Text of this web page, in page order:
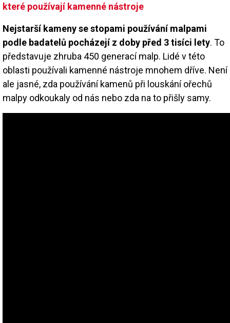
které používají kamenné nástroje
Nejstarší kameny se stopami používání malpami
podle badatelů pocházejí z doby před 3 tisíci lety. To
představuje zhruba 450 generací malp. Lidé v této
oblasti používali kamenné nástroje mnohem dříve. Není
ale jasné, zda používání kamenů při louskání ořechů
malpy odkoukaly od nás nebo zda na to přišly samy.